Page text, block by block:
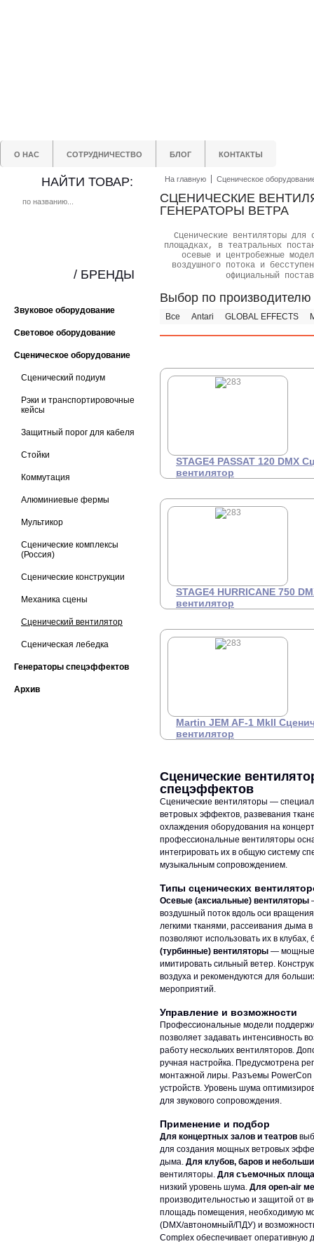
О НАС СОТРУДНИЧЕСТВО БЛОГ КОНТАКТЫ
НАЙТИ ТОВАР:
Звуковое оборудование
Световое оборудование
Сценическое оборудование
Сценический подиум
Рэки и транспортировочные
кейсы
Защитный порог для кабеля
Стойки
Коммутация
Алюминиевые фермы
Мультикор
Сценические комплексы
(Россия)
Сценические конструкции
Механика сцены
Сценический вентилятор
Сценическая лебедка
Генераторы спецэффектов
Архив
/ БРЕНДЫ
На главную Сценическое
СЦЕНИЧЕСКИЕ
ГЕНЕРАТОРЫ ВЕТРА
Сценические вентиляторы для
площадках, в театральных
осевые и центробежные
воздушного потока и
официальный
Выбор по производителю
Все Antari GLOBAL EFFECTS
STAGE4 PASSAT 120 DMX
вентилятор
конструкции мощностью 120
производительностью 30
STAGE4 HURRICANE 750
вентилятор
сценический вентилятор.
Максимальное
энергопотребление 820Вт.
82 мᶟ/мин. Уровень шума на
расстоянии 1 метра мин -
57Дб / средн - 60Дб / макс -
63Дб. Максимальное
мин. Габаритные размеры
(ШхВхГ) 490x390x490мм.
Масса 14кг.
Martin JEM AF-1 MkII
вентилятор
DMX.
+7
Сценические
спецэффектов
Сценические вентиляторы —
ветровых эффектов, развевания
охлаждения оборудования на
профессиональные вентиляторы
интегрировать их в общую систему
музыкальным сопровождением.
Типы сценических
Осевые (аксиальные) вентиляторы
воздушный поток вдоль оси
легкими тканями, рассеивания дыма
позволяют использовать их в
(турбинные) вентиляторы — мощные
имитировать сильный ветер.
воздуха и рекомендуются для
мероприятий.
Управление и возможности
Профессиональные модели
позволяет задавать интенсивность
работу нескольких вентиляторов.
ручная настройка. Предусмотрена
монтажной лиры. Разъемы PowerCon
устройств. Уровень шума
для звукового сопровождения.
Применение и подбор
Для концертных залов и театров
для создания мощных ветровых
дыма. Для клубов, баров и
вентиляторы. Для съемочных
низкий уровень шума. Для open-air
производительностью и защитой от
площадь помещения, необходимую
(DMX/автономный/ПДУ) и
Complex обеспечивает оперативную